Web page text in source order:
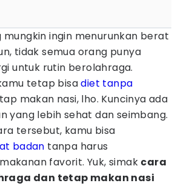
ingin menurunkan berat
tidak semua orang punya
untuk rutin berolahraga.
tetap bisadiet tanpa
makan nasi, lho. Kuncinya ada
yang lebih sehat dan seimbang.
tersebut, kamu bisa
badan tanpa harus
favorit. Yuk, simak cara
dan tetap makan nasi